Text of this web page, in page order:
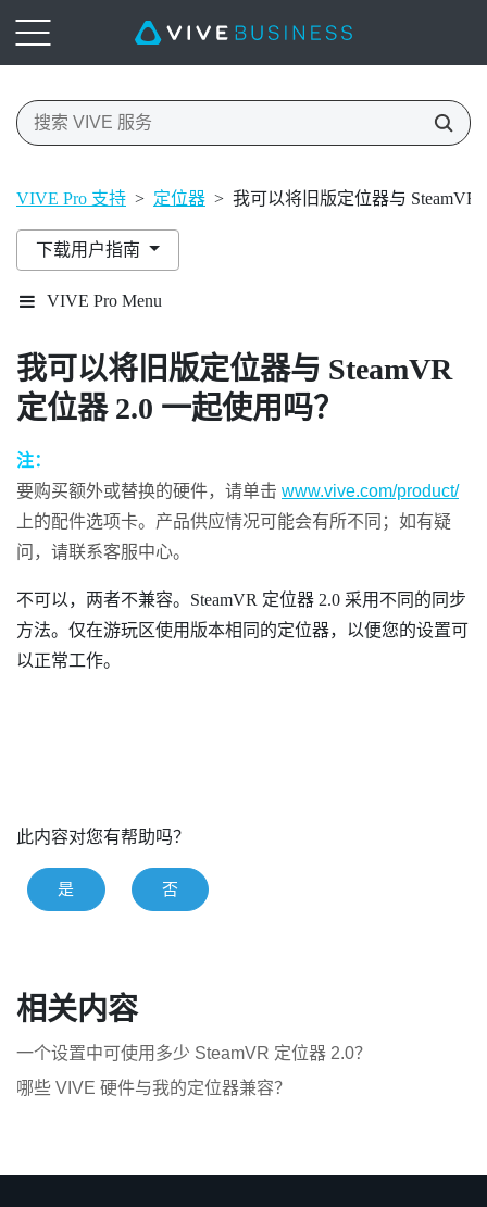
VIVE Pro 支持 > 定位器 > 我可以将旧版定位器与 SteamVR
下载用户指南
VIVE Pro Menu
我可以将旧版定位器与 SteamVR
定位器 2.0 一起使用吗？
注：
要购买额外或替换的硬件，请单击 www.vive.com/product/
上的配件选项卡。产品供应情况可能会有所不同；如有疑
问，请联系客服中心。
不可以，两者不兼容。 SteamVR 定位器 2.0 采用不同的同步
方法。仅在游玩区使用版本相同的定位器，以便您的设置可
以正常工作。
此内容对您有帮助吗？
是 否
相关内容
一个设置中可使用多少 SteamVR 定位器 2.0？
哪些 VIVE 硬件与我的定位器兼容？